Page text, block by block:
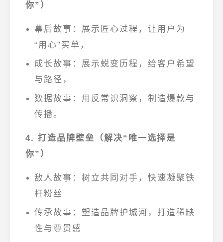
你”）
幕后故事 ：展示匠心过程，让用户为
“用心”买单，
成长故事 ：展示蜕变历程，给客户希望
与路径，
数据故事 ：用反常识洞察，制造爆款与
传播。
4. 打造品牌壁垒（解决“唯一选择是
你”）
敌人故事 ：树立共同对手，快速凝聚铁
杆粉丝
传承故事 ：塑造品牌护城河，打造稀缺
性与尊贵感